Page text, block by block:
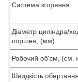
Система згоряння
Діаметр циліндра/
поршня, (мм)
Робочий об'єм, (см.
Швидкість обертання